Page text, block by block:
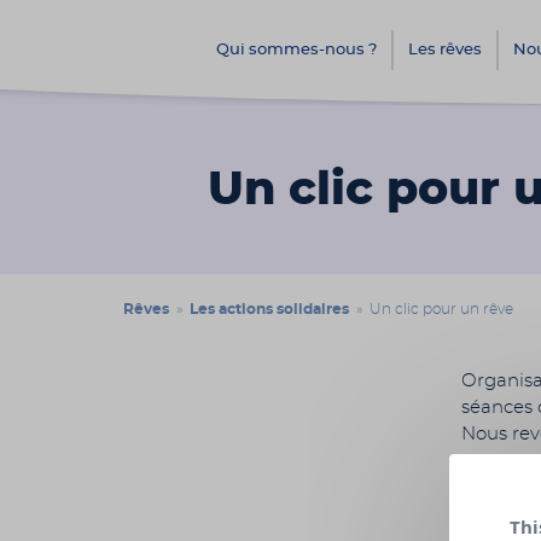
Qui sommes-nous ? Les rêves
Un clic pour
Rêves » Les actions solidaires » Un clic pour un rêve
séances
Nous
Date :